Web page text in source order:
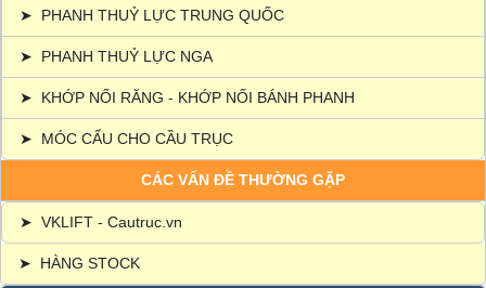
➤ PHANH THUỶ LỰC TRUNG QUỐC
➤ PHANH THUỶ LỰC NGA
➤ KHỚP NỐI RĂNG - KHỚP NỐI BÁNH PHANH
➤ MÓC CẨU CHO CẦU TRỤC
CÁC VẤN ĐỀ THƯỜNG GẶP
➤ VKLIFT - Cautruc.vn
➤ HÀNG STOCK